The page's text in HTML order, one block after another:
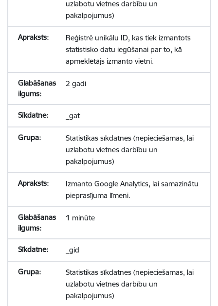
uzlabotu vietnes darbību un
pakalpojumus)
Reģistrē unikālu ID, kas tiek izmantots
statistisko datu iegūšanai par to, kā
apmeklētājs izmanto vietni.
2 gadi
_gat
Statistikas sīkdatnes (nepieciešamas, lai
uzlabotu vietnes darbību un
pakalpojumus)
Izmanto Google Analytics, lai samazinātu
pieprasījuma līmeni.
1 minūte
_gid
Statistikas sīkdatnes (nepieciešamas, lai
uzlabotu vietnes darbību un
pakalpojumus)